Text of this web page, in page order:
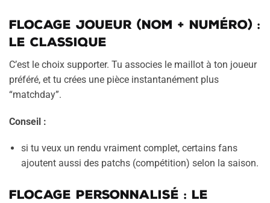
Flocage joueur (nom + numéro) :
le classique
C’est le choix supporter. Tu associes le maillot à ton joueur
préféré, et tu crées une pièce instantanément plus
“matchday”.
Conseil :
si tu veux un rendu vraiment complet, certains fans
ajoutent aussi des patchs (compétition) selon la saison.
Flocage personnalisé : le